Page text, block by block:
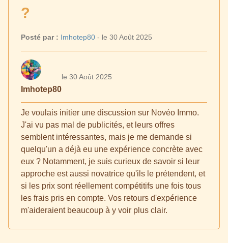
?
Posté par : Imhotep80 - le 30 Août 2025
Imhotep80
le 30 Août 2025
Je voulais initier une discussion sur Novéo Immo.
J'ai vu pas mal de publicités, et leurs offres
semblent intéressantes, mais je me demande si
quelqu'un a déjà eu une expérience concrète avec
eux ? Notamment, je suis curieux de savoir si leur
approche est aussi novatrice qu'ils le prétendent, et
si les prix sont réellement compétitifs une fois tous
les frais pris en compte. Vos retours d'expérience
m'aideraient beaucoup à y voir plus clair.